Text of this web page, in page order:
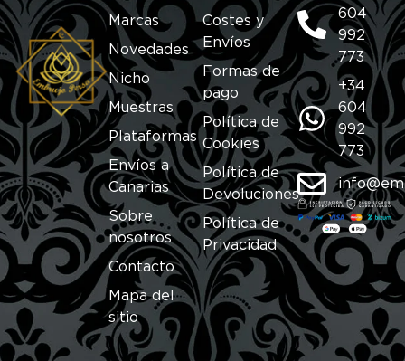
Marcas
Novedades
Nicho
Muestras
Plataformas
Envíos a
Canarias
Sobre
nosotros
Contacto
Mapa del
sitio
Costes y
Envíos
Formas de
pago
Política de
Cookies
Política de
Devoluciones
Política de
Privacidad
604
992
773
+34
604
992
773